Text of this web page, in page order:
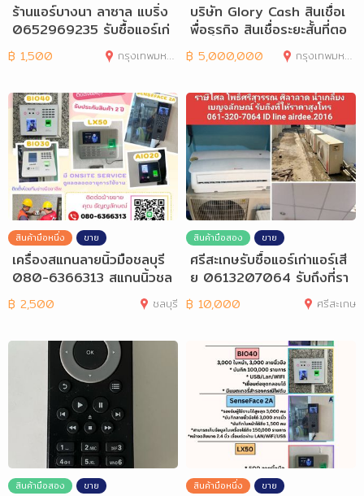
ร้านแอร์บางนา ลาซาล แบริ่ง
0652969235 รับซื้อแอร์เก่
าแอร์เสีย
฿ 1,500 กรุงเทพมหานคร
บริษัท Glory Cash สินเชื่อเ
พื่อธุรกิจ สินเชื่อระยะสั้นที่ตอ
฿ 5,000,000 กรุงเทพมหานคร
สินค้ามือหนึ่ง ขาย
เครื่องสแกนลายนิ้วมือชลบุรี
080-6366313 สแกนนิ้วชล
บุรี พัทยา
฿ 2,500 ชลบุรี
สินค้ามือสอง ขาย
ศรีสะเกษรับซื้อแอร์เก่าแอร์เสี
ย 0613207064 รับถึงที่รา
คาสูง
฿ 10,000 ศรีสะเกษ
สินค้ามือสอง ขาย สินค้ามือหนึ่ง ขาย